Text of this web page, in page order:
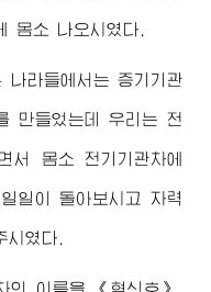
몸소 나오시였다.
나라들에서는 증기기관
만들었는데 우리는 전
서 몸소 전기기관차에
일이 돌아보시고 자력
였다.
의 이름을 《혁신호》,